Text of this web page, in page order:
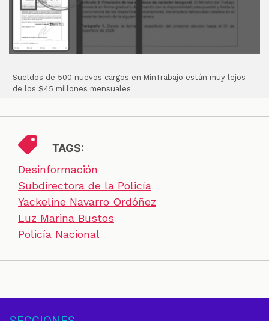
Sueldos de 500 nuevos cargos en MinTrabajo están muy lejos
de los $45 millones mensuales
TAGS:
Desinformación
Subdirectora de la Policía
Yackeline Navarro Ordóñez
Luz Marina Bustos
Policía Nacional